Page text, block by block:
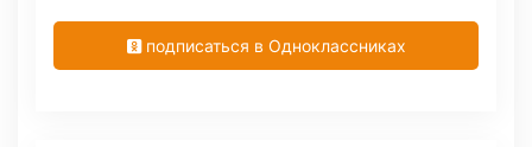
подписаться в Одноклассниках